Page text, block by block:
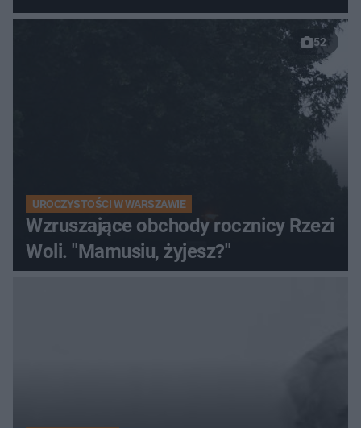
52
UROCZYSTOŚCI W WARSZAWIE
Wzruszające obchody rocznicy Rzezi
Woli. "Mamusiu, żyjesz?"